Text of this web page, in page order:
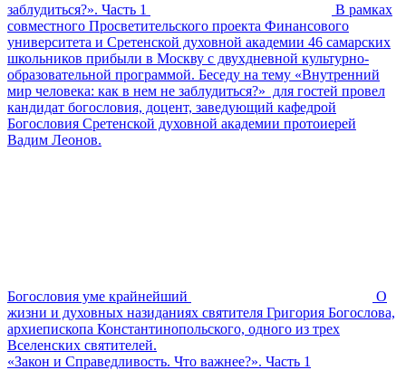
заблудиться?». Часть 1
В рамках
совместного Просветительского проекта Финансового
университета и Сретенской духовной академии 46 самарских
школьников прибыли в Москву с двухдневной культурно-
образовательной программой. Беседу на тему «Внутренний
мир человека: как в нем не заблудиться?» для гостей провел
кандидат богословия, доцент, заведующий кафедрой
Богословия Сретенской духовной академии протоиерей
Вадим Леонов.
Богословия уме крайнейший
О
жизни и духовных назиданиях святителя Григория Богослова,
архиепископа Константинопольского, одного из трех
Вселенских святителей.
«Закон и Справедливость. Что важнее?». Часть 1